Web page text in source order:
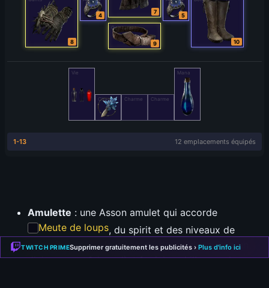
Amulette : une Asson amulet qui accorde
Meute de loups, du spirit et des niveaux de
compétences — la pièce clé du build, environ un
divine pour +1, jusqu’à +4 minion skills pour les gros
TWITCH PRIMESupprimer gratuitement les publicités › Plus d'info ici